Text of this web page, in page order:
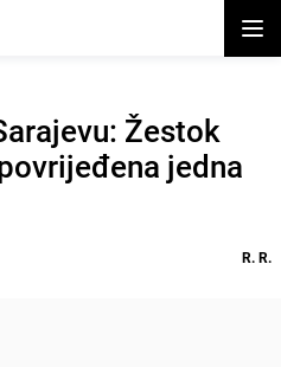
Žestok
jedna
R. R.